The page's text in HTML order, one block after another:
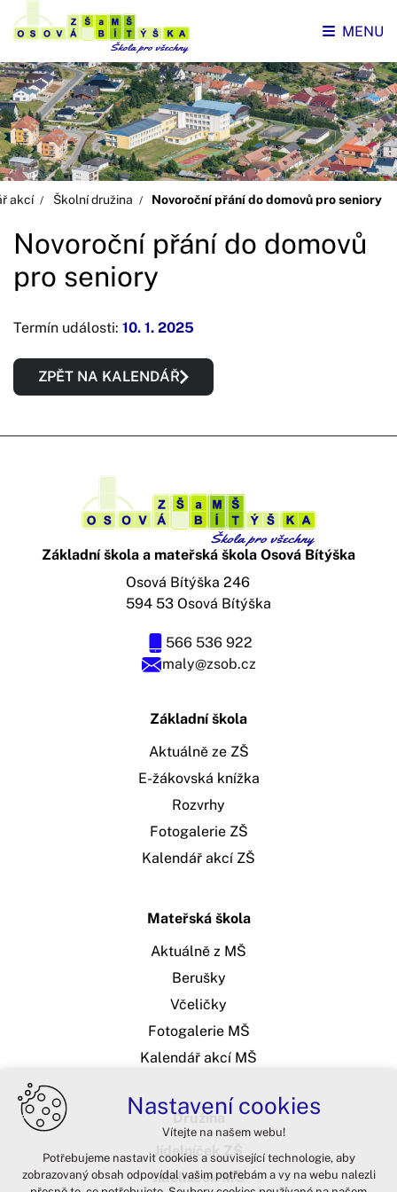
MENU
akcí Školní družina Novoroční přání do domovů pro seniory
Novoroční přání do domovů
pro seniory
Termín události: 10. 1. 2025
ZPĚT NA KALENDÁŘ
Základní škola a mateřská škola Osová Bítýška
maly@zsob.cz
566 536 922
Osová Bítýška 246
594 53 Osová Bítýška
Základní škola
Aktuálně ze ZŠ
E-žákovská knížka
Rozvrhy
Fotogalerie ZŠ
Kalendář akcí ZŠ
Mateřská škola
Aktuálně z MŠ
Berušky
Včeličky
Fotogalerie MŠ
Kalendář akcí MŠ
Družina
Jídelníček ZŠ
Jídelníček MŠ
Nastavení cookies
Vítejte na našem webu!
Potřebujeme nastavit cookies a související technologie, aby
zobrazovaný obsah odpovídal vašim potřebám a vy na webu nalezli